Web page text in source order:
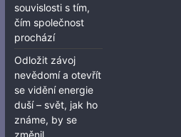
souvislosti s tím,
čím společnost
prochází
Odložit závoj
nevědomí a otevřít
se vidění energie
duší – svět, jak ho
známe, by se
změnil